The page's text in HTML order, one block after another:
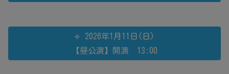
2026年1月11日(日)
【昼公演】開演 13:00